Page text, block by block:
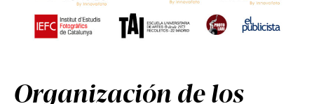
Organización de los